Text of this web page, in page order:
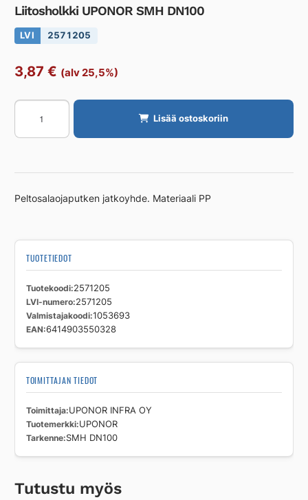
Liitosholkki UPONOR SMH DN100
LVI 2571205
3,87 € (alv 25,5%)
Liitosholkki
UPONOR
SMH
määrä
Lisää ostoskoriin
Peltosalaojaputken jatkoyhde. Materiaali PP
TUOTETIEDOT
Tuotekoodi 2571205
LVI-numero 2571205
Valmistajakoodi 1053693
EAN 6414903550328
TOIMITTAJAN TIEDOT
Toimittaja UPONOR INFRA OY
Tuotemerkki UPONOR
Tarkenne SMH DN100
Tutustu myös